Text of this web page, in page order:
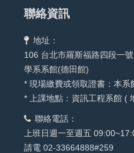
聯絡資訊
地址：
106 台北市羅斯福路四段一
學系系館(德田館)
* 現場繳費或領取證書：本系
* 上課地點：資訊工程系館 (
聯絡電話：
上班日週一至週五
請電 02-33664888#259